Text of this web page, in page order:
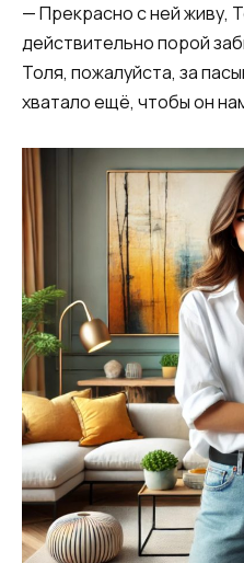
— Прекрасно с ней живу,
действительно порой
Толя, пожалуйста, за
хватало ещё, чтобы он